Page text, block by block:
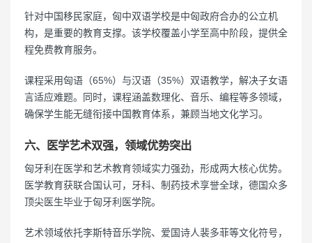
针对中国移民家庭，匈中双语学校是中匈政府合办的公立机
构，是重要的教育支撑。该学校覆盖小学至高中阶段，提供全
程免费教育服务。
课程采用匈语（65%）与汉语（35%）双语教学，解决子女语
言适应难题。同时，课程涵盖数理化、音乐、编程等多领域，
确保学生能无缝衔接中国教育体系，兼顾当地文化学习。
六、医学艺术双强，领域优势突出
匈牙利在医学和艺术教育领域实力强劲，形成两大核心优势。
医学教育获联合国认可，牙科、制药技术享誉全球，德国众多
顶尖医生毕业于匈牙利医学院。
艺术领域依托李斯特音乐学院、爱国诗人裴多菲等文化符号，